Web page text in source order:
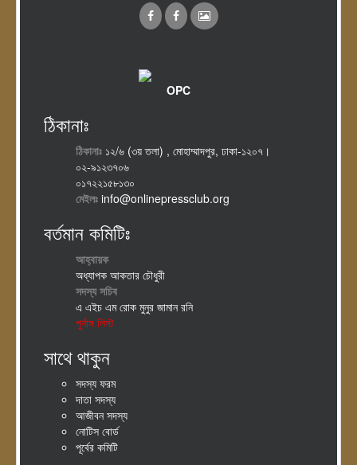
OPC
ঠিকানাঃ
ঠিকানাঃ ১২/৬ (৩য় তলা) , মোহাম্মাদপুর, ঢাকা-১২০৭।
০২-৯১২৩৭০৬
০১৭২২১৫৮১৩০
মেইলঃ info@onlinepressclub.org
বর্তমান কমিটিঃ
আহ্বায়ক
অধ্যাপক আকতার চৌধুরী
সদস্য সচিব
এ এইচ এম রোক মুনুর জামান রনি
পুর্নাঙ্গ লিস্ট
সাথে থাকুন
সদস্য ফরম
দাতা সদস্য
আজীবন সদস্য
নোটিস বোর্ড
পূর্বের কমিটি